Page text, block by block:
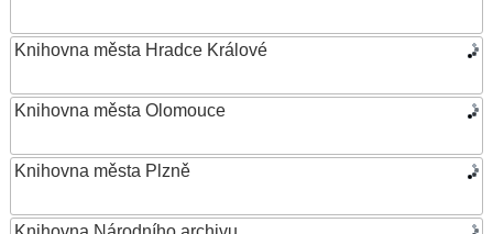
Knihovna města Hradce Králové
Knihovna města Olomouce
Knihovna města Plzně